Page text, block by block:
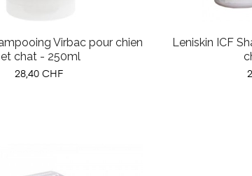
Virbac pour chien
et chat - 250ml
Prix
28,40 CHF
Leniskin ICF